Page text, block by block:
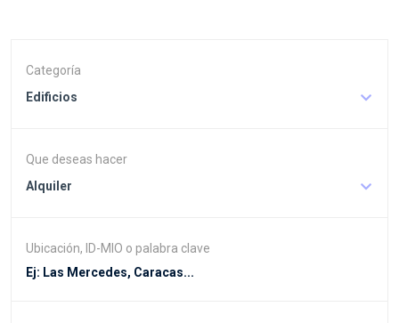
Categoría
Edificios
Que deseas hacer
Alquiler
Ubicación, ID-MIO o palabra clave